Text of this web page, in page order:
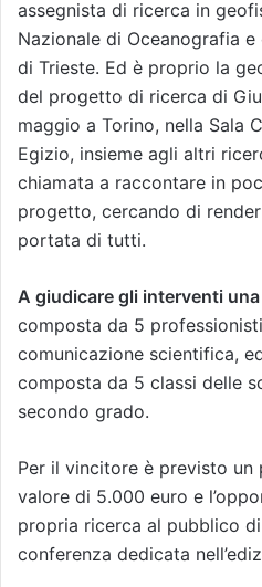
assegnista di ricerca in
Nazionale di Oceanografia
di Trieste. Ed è proprio la
del progetto di ricerca di
maggio a Torino, nella Sala
Egizio, insieme agli altri
chiamata a raccontare in
progetto, cercando di
portata di tutti.
A giudicare gli interventi
composta da 5
comunicazione scientifica,
composta da 5 classi delle
secondo grado.
Per il vincitore è previsto un
valore di 5.000 euro e
propria ricerca al pubblico
conferenza dedicata